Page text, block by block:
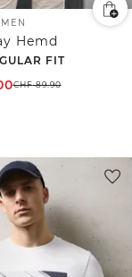
Hemd
FIT
CHF89.90